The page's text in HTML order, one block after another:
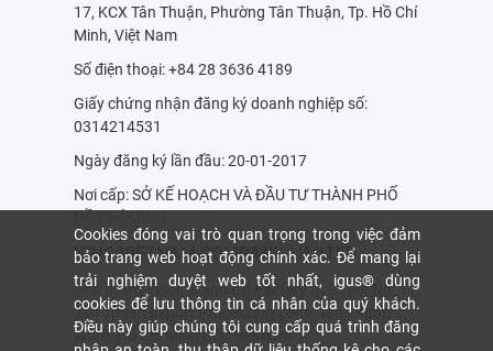
17, KCX Tân Thuận, Phường Tân Thuận, Tp. Hồ Chí
Minh, Việt Nam
Số điện thoại: +84 28 3636 4189
Giấy chứng nhận đăng ký doanh nghiệp số:
0314214531
Ngày đăng ký lần đầu: 20-01-2017
Nơi cấp: SỞ KẾ HOẠCH VÀ ÐẦU TƯ THÀNH PHỐ
IGUS VIETNAM COMPANY LIMITED
Unit 4, 3rd Floor, Standard Factory G, Street No. 17,
Tan Thuan Export Processing Zone, Tan Thuan
Ward, Ho Chi Minh City, Vietnam
Cookies đóng vai trò quan trọng trong việc đảm
bảo trang web hoạt động chính xác. Để mang lại
trải nghiệm duyệt web tốt nhất, igus® dùng
cookies để lưu thông tin cá nhân của quý khách.
Điều này giúp chúng tôi cung cấp quá trình đăng